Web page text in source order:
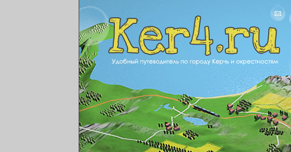
ker4.ru Удобный путеводитель